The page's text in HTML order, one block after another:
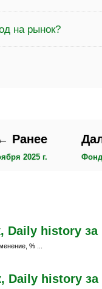
на рынок?
Ранее
2025 г.
history за
% ...
history за